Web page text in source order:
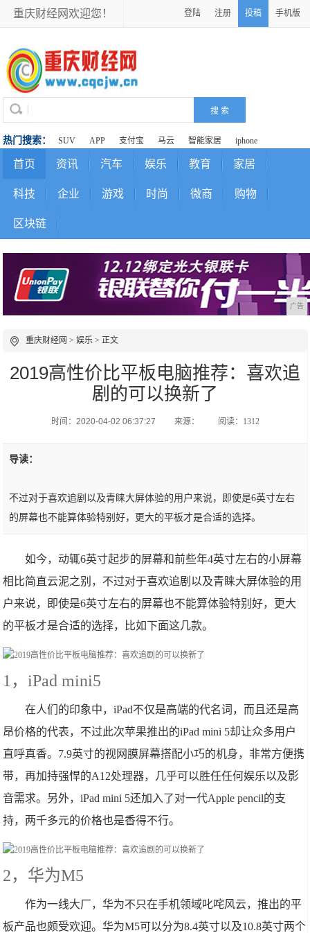
重庆财经网欢迎您！ 登陆 注册 投稿 手机版
热门搜索： SUV APP 支付宝 马云 智能家居 iphone
首页 资讯 汽车 娱乐 教育 家居
科技 企业 游戏 时尚 微商 购物
区块链
广告
重庆财经网 >娱乐 > 正文
2019高性价比平板电脑推荐：喜欢追
剧的可以换新了
时间：2020-04-02 06:37:27 来源： 阅读：1312
导读：
不过对于喜欢追剧以及青睐大屏体验的用户来说，即使是6英寸左右
的屏幕也不能算体验特别好，更大的平板才是合适的选择。
如今，动辄6英寸起步的屏幕和前些年4英寸左右的小屏幕
相比简直云泥之别，不过对于喜欢追剧以及青睐大屏体验的用
户来说，即使是6英寸左右的屏幕也不能算体验特别好，更大
的平板才是合适的选择，比如下面这几款。
1，iPad mini5
在人们的印象中，iPad不仅是高端的代名词，而且还是高
昂价格的代表，不过此次苹果推出的iPad mini 5却让众多用户
直呼真香。7.9英寸的视网膜屏幕搭配小巧的机身，非常方便携
带，再加持强悍的A12处理器，几乎可以胜任任何娱乐以及影
音需求。另外，iPad mini 5还加入了对一代Apple pencil的支
持，两千多元的价格也是香得不行。
2，华为M5
作为一线大厂，华为不只在手机领域叱咤风云，推出的平
板产品也颇受欢迎。华为M5可以分为8.4英寸以及10.8英寸两个